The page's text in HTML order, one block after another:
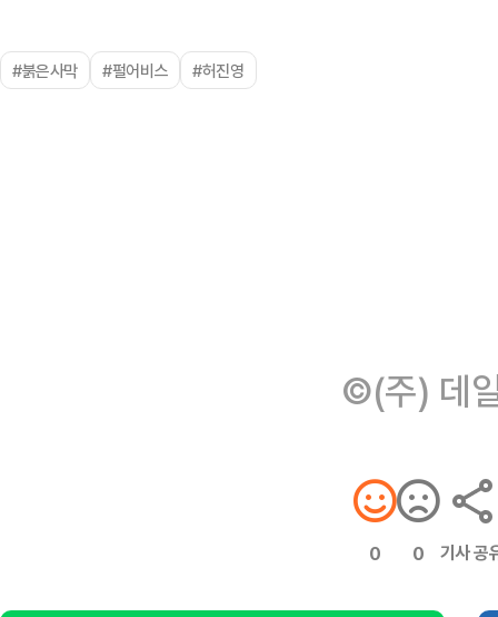
#붉은사막 #펄어비스 #허진영
©(주) 데
0 0 기사 공